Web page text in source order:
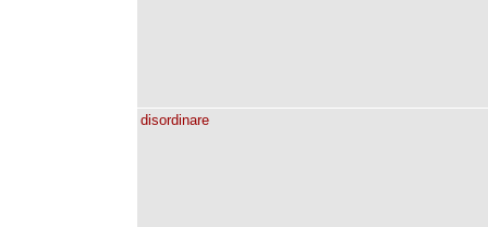
disordinare